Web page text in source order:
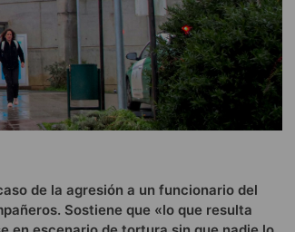
de la agresión a un funcionario del
Sostiene que «lo que resulta